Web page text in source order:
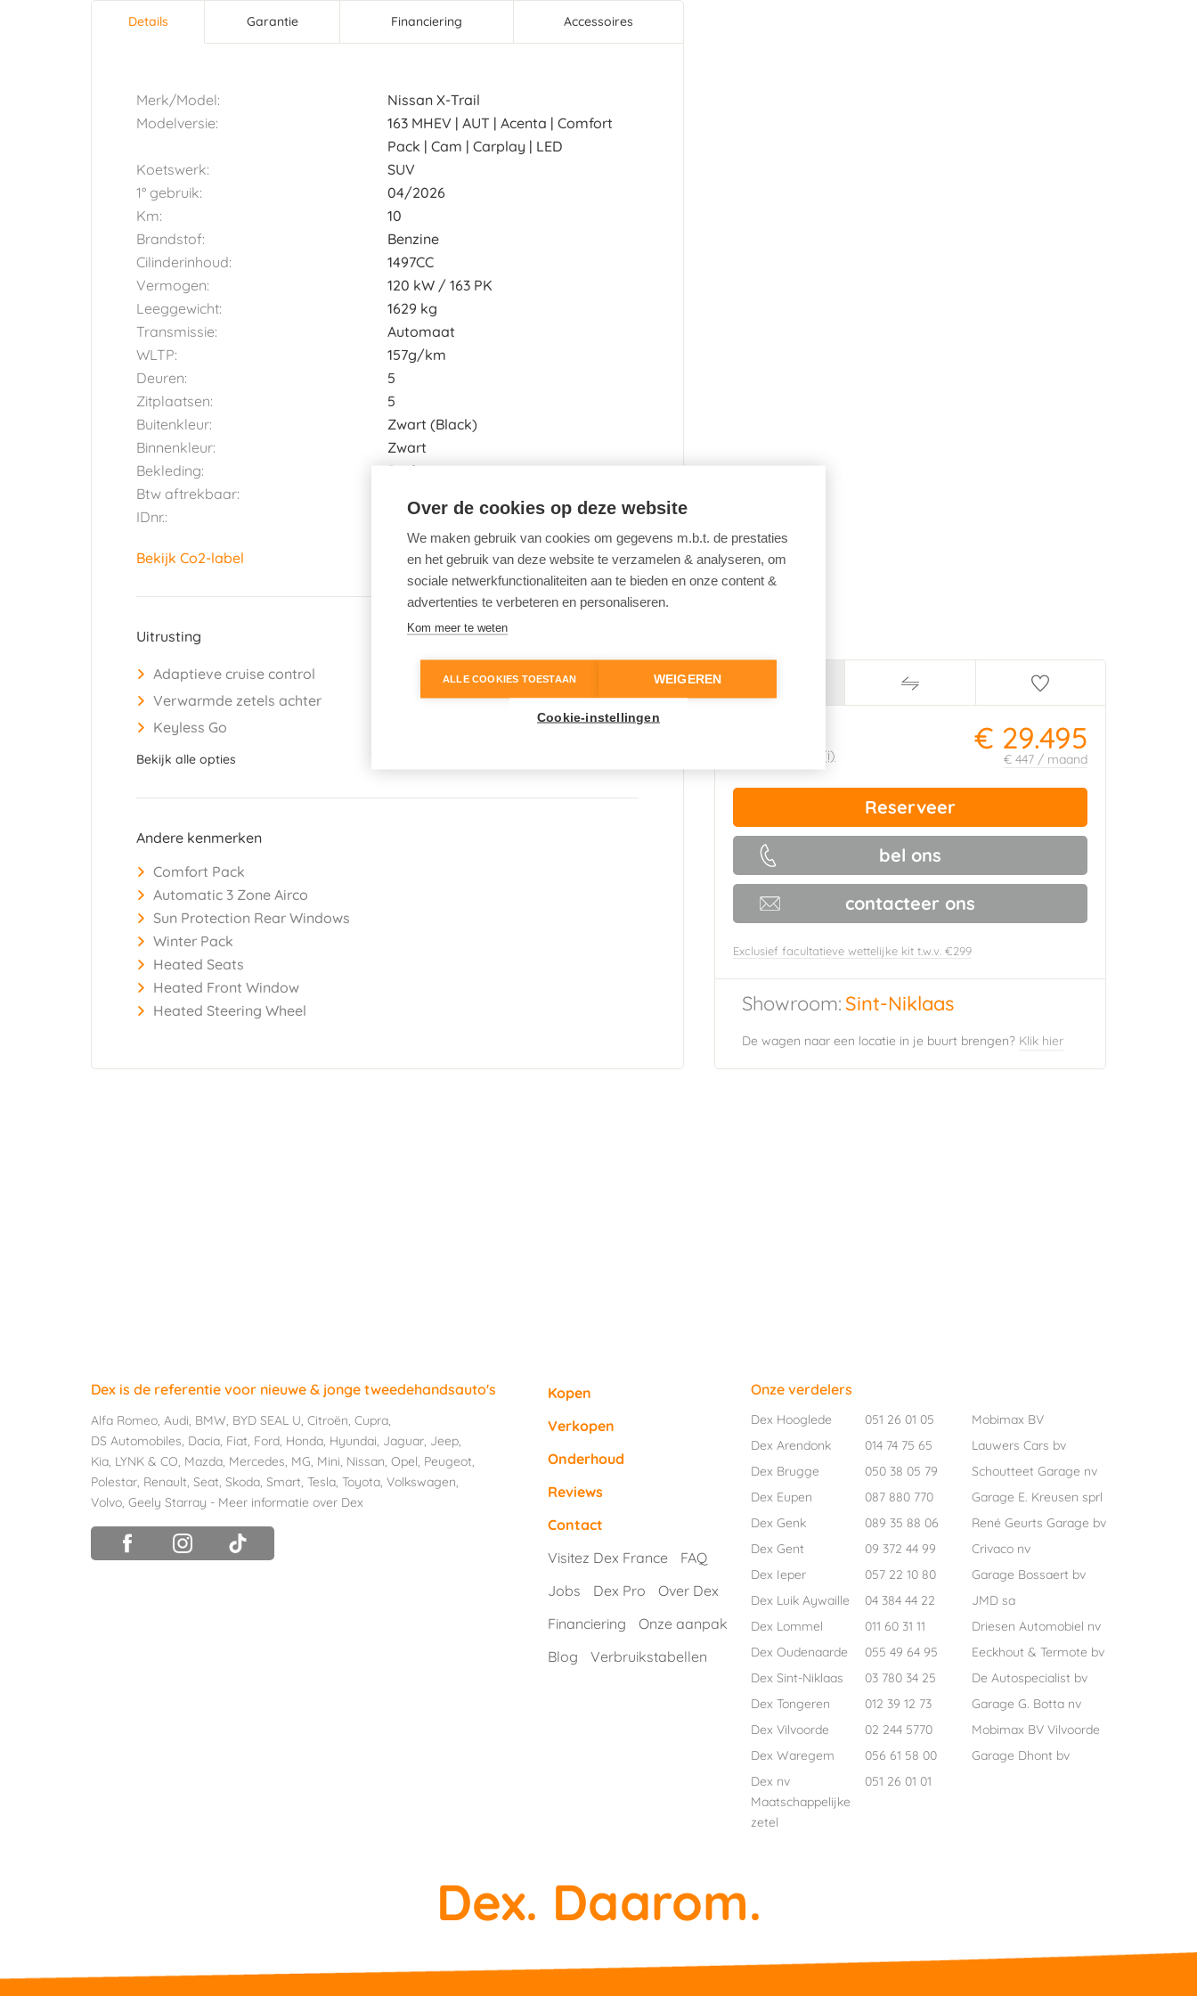
Horizontal tab group
Details
tabblad)
Garantie Financiering Accessoires
Merk/Model:
Nissan X-Trail
Modelversie:
163 MHEV | AUT | Acenta | Comfort
Pack | Cam | Carplay | LED
Koetswerk:
SUV
1° gebruik:
04/2026
Km:
10
Brandstof:
Benzine
Cilinderinhoud:
1497CC
Vermogen:
120 kW 163 PK
Leeggewicht:
1629 kg
Transmissie:
Automaat
WLTP:
157g/km
Deuren:
5
Zitplaatsen:
5
Buitenkleur:
Zwart (Black)
Binnenkleur:
Zwart
Bekleding:
Stof
Btw aftrekbaar:
IDnr.:
2653481
Bekijk Co2-label
Uitrusting
Adaptieve cruise control
Verwarmde zetels achter
Keyless Go
LED koplampen
Verkeersbordherkenning
Bekijk alle opties
Andere kenmerken
Comfort Pack
Automatic 3 Zone Airco
Sun Protection Rear Windows
Winter Pack
Heated Seats
Heated Front Window
Heated Steering Wheel
€ 29.495
€ 447 / maand
(i)
Reserveer
bel ons
contacteer ons
Exclusief facultatieve wettelijke kit t.w.v. €299
Showroom: Sint-Niklaas
De wagen naar een locatie in je buurt brengen? Klik hier
Dex is de referentie voor nieuwe & jonge tweedehandsauto's
Alfa Romeo, Audi, BMW, BYD SEAL U, Citroën, Cupra,
DS Automobiles, Dacia, Fiat, Ford, Honda, Hyundai, Jaguar, Jeep,
Kia, LYNK & CO, Mazda, Mercedes, MG, Mini, Nissan, Opel, Peugeot,
Polestar, Renault, Seat, Skoda, Smart, Tesla, Toyota, Volkswagen,
Volvo, Geely Starray - Meer informatie over Dex
Kopen
Verkopen
Onderhoud
Reviews
Contact
Visitez Dex France
FAQ
Jobs
Dex Pro
Over Dex
Financiering
Onze aanpak
Blog
Verbruikstabellen
Onze verdelers
Dex Hooglede 051 26 01 05
Mobimax BV
Dex Arendonk
014 74 75 65
Lauwers Cars bv
Dex Brugge
050 38 05 79
Schoutteet Garage nv
Dex Eupen
087 880 770
Garage E. Kreusen sprl
Dex Genk
089 35 88 06
René Geurts Garage bv
Dex Gent
09 372 44 99
Crivaco nv
Dex Ieper
057 22 10 80
Garage Bossaert bv
Dex Luik Aywaille
04 384 44 22
JMD sa
Dex Lommel
011 60 31 11
Driesen Automobiel nv
Dex Oudenaarde
055 49 64 95
Eeckhout & Termote bv
Dex Sint-Niklaas
03 780 34 25
De Autospecialist bv
Dex Tongeren
012 39 12 73
Garage G. Botta nv
Dex Vilvoorde
02 244 5770
Mobimax BV Vilvoorde
Dex Waregem
056 61 58 00
Garage Dhont bv
Dex nv
Maatschappelijke
zetel
051 26 01 01
Dex. Daarom.
Over de cookies op deze website
We maken gebruik van cookies om gegevens m.b.t. de prestaties
en het gebruik van deze website te verzamelen & analyseren, om
sociale netwerkfunctionaliteiten aan te bieden en onze content &
advertenties te verbeteren en personaliseren.
Kom meer te weten
ALLE COOKIES TOESTAAN WEIGEREN
Cookie-instellingen